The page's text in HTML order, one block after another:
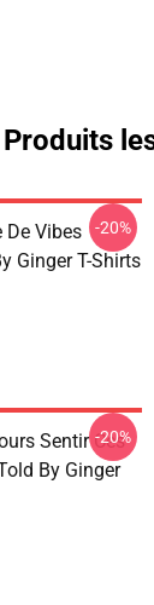
Produits
De Vibes
Ginger T-Shirts
-20%
Sentir Ces
By Ginger
-20%